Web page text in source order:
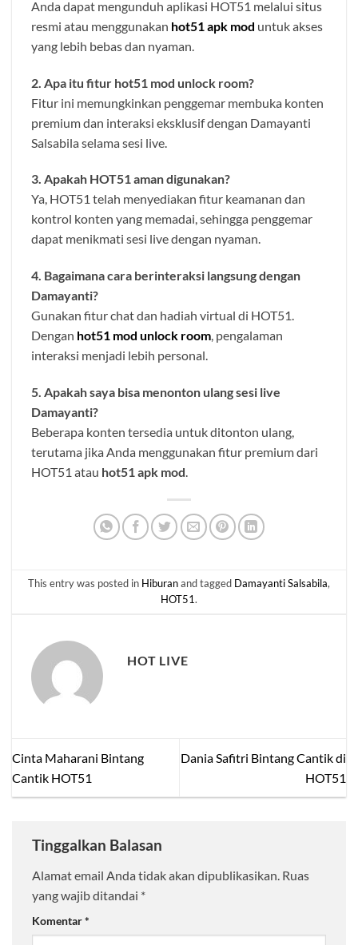
Anda dapat mengunduh aplikasi HOT51 melalui situs
resmi atau menggunakan hot51 apk mod untuk akses
yang lebih bebas dan nyaman.
2. Apa itu fitur hot51 mod unlock room?
Fitur ini memungkinkan penggemar membuka konten
premium dan interaksi eksklusif dengan Damayanti
Salsabila selama sesi live.
3. Apakah HOT51 aman digunakan?
Ya, HOT51 telah menyediakan fitur keamanan dan
kontrol konten yang memadai, sehingga penggemar
dapat menikmati sesi live dengan nyaman.
4. Bagaimana cara berinteraksi langsung dengan
Damayanti?
Gunakan fitur chat dan hadiah virtual di HOT51.
Dengan hot51 mod unlock room, pengalaman
interaksi menjadi lebih personal.
5. Apakah saya bisa menonton ulang sesi live
Damayanti?
Beberapa konten tersedia untuk ditonton ulang,
terutama jika Anda menggunakan fitur premium dari
HOT51 atau hot51 apk mod.
This entry was posted in Hiburanand tagged Damayanti Salsabila,
HOT51.
HOT LIVE
Cinta Maharani Bintang
Cantik HOT51
Dania Safitri Bintang Cantik di
HOT51
Tinggalkan Balasan
Alamat email Anda tidak akan dipublikasikan. Ruas
yang wajib ditandai *
Komentar*